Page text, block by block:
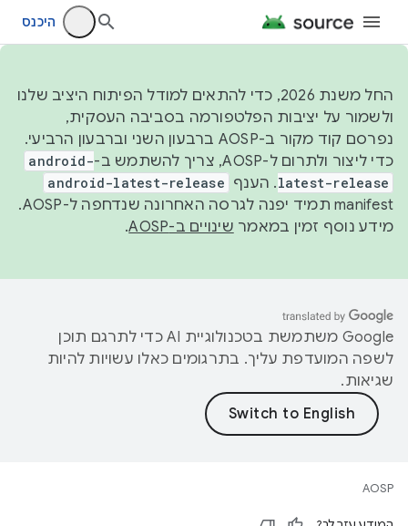
היכנס
החל משנת 2026, כדי להתאים למודל הפיתוח היציב שלנו
ולשמור על יציבות הפלטפורמה בסביבה העסקית,
נפרסם קוד מקור ב-AOSP ברבעון השני וברבעון הרביעי.
כדי ליצור ולתרום ל-AOSP, צריך להשתמש ב-
android-
latest-release. הענף android-latest-release
manifest תמיד יפנה לגרסה האחרונה שנדחפה ל-AOSP.
מידע נוסף זמין במאמר שינויים ב-AOSP .
‫Google משתמשת בטכנולוגיית AI כדי לתרגם תוכן
לשפה המועדפת עליך. בתרגומים כאלו עשויות להיות
שגיאות.
AOSP